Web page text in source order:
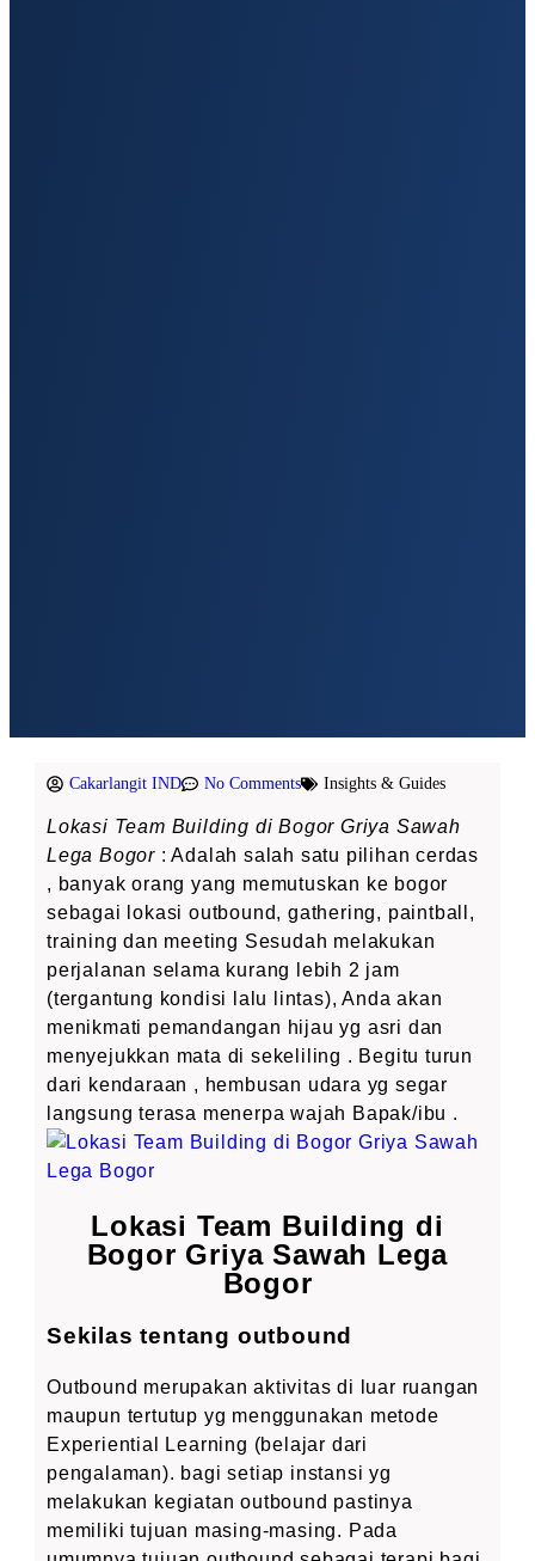
Cakarlangit IND No Comments Insights & Guides
Lokasi Team Building di Bogor Griya Sawah
Lega Bogor : Adalah salah satu pilihan cerdas
, banyak orang yang memutuskan ke bogor
sebagai lokasi outbound, gathering, paintball,
training dan meeting Sesudah melakukan
perjalanan selama kurang lebih 2 jam
(tergantung kondisi lalu lintas), Anda akan
menikmati pemandangan hijau yg asri dan
menyejukkan mata di sekeliling . Begitu turun
dari kendaraan , hembusan udara yg segar
langsung terasa menerpa wajah Bapak/ibu .
Lokasi Team Building di
Bogor Griya Sawah Lega
Bogor
Sekilas tentang outbound
Outbound merupakan aktivitas di luar ruangan
maupun tertutup yg menggunakan metode
Experiential Learning (belajar dari
pengalaman). bagi setiap instansi yg
melakukan kegiatan outbound pastinya
memiliki tujuan masing-masing. Pada